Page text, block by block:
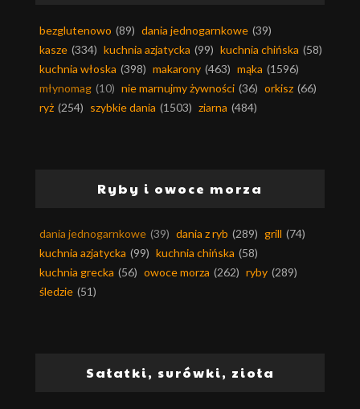
bezglutenowo (89) dania jednogarnkowe (39)
kasze (334) kuchnia azjatycka (99) kuchnia chińska (58)
kuchnia włoska (398) makarony (463) mąka (1596)
młynomag (10) nie marnujmy żywności (36) orkisz (66)
ryż (254) szybkie dania (1503) ziarna (484)
Ryby i owoce morza
dania jednogarnkowe (39) dania z ryb (289) grill (74)
kuchnia azjatycka (99) kuchnia chińska (58)
kuchnia grecka (56) owoce morza (262) ryby (289)
śledzie (51)
Sałatki, surówki, zioła